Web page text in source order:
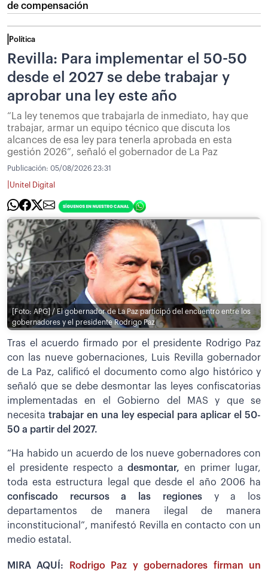
de compensación
Política
Revilla: Para implementar el 50-50
desde el 2027 se debe trabajar y
aprobar una ley este año
“La ley tenemos que trabajarla de inmediato, hay que
trabajar, armar un equipo técnico que discuta los
alcances de esa ley para tenerla aprobada en esta
gestión 2026”, señaló el gobernador de La Paz
Publicación: 05/08/2026 23:31
Unitel Digital
[Foto: APG] / El gobernador de La Paz participó del encuentro entre los
gobernadores y el presidente Rodrigo Paz
Tras el acuerdo firmado por el presidente Rodrigo Paz
con las nueve gobernaciones, Luis Revilla gobernador
de La Paz, calificó el documento como algo histórico y
señaló que se debe desmontar las leyes confiscatorias
implementadas en el Gobierno del MAS y que se
necesita trabajar en una ley especial para aplicar el 50-
50 a partir del 2027.
“Ha habido un acuerdo de los nueve gobernadores con
el presidente respecto adesmontar, en primer lugar,
toda esta estructura legal que desde el año 2006 ha
confiscado recursos a las regionesy a los
departamentos de manera ilegal de manera
inconstitucional”, manifestó Revilla en contacto con un
medio estatal.
MIRA AQUÍ:
Rodrigo Paz y gobernadores firman un